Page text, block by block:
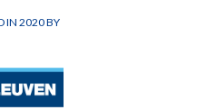
IN 2020 BY